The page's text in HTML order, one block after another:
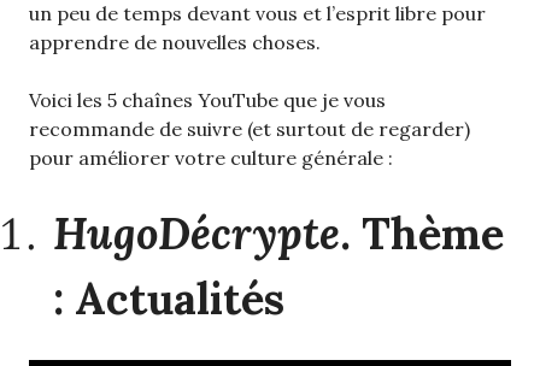
un peu de temps devant vous et l’esprit libre pour
apprendre de nouvelles choses.
Voici les 5 chaînes YouTube que je vous
recommande de suivre (et surtout de regarder)
pour améliorer votre culture générale :
HugoDécrypte. Thème
: Actualités